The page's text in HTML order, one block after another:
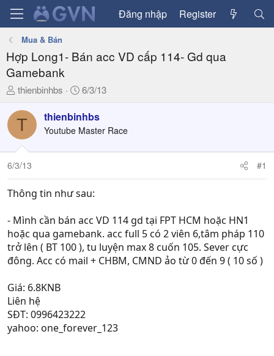
Đăng nhập Register
Mua & Bán
Hợp Long1- Bán acc VD cấp 114- Gd qua
Gamebank
T
r
a
d
s
t
a
t
e
r
thienbinhbs
N
à
y
ử
6/3/13
T thienbinhbs
Youtube Master Race
6/3/13 #1
Thông tin như sau:
- Mình cần bán acc VD 114 gd tại FPT HCM hoặc HN1
hoặc qua gamebank. acc full 5 có 2 viên 6,tâm pháp 110
trở lên ( BT 100 ), tu luyện max 8 cuốn 105. Sever cực
đông. Acc có mail + CHBM, CMND ảo từ 0 đến 9 ( 10 số )
Giá: 6.8KNB
Liên hệ
SĐT: 0996423222
yahoo: one_forever_123